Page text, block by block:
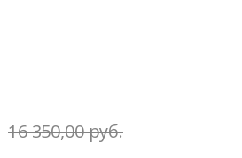
16 350,00 руб.